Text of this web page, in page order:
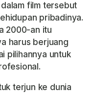
film tersebut
pribadinya.
2000-an itu
harus berjuang
pilihannya untuk
terjun ke dunia